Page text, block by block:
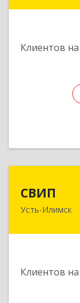
Клиентов
СВИП
Усть-Илимск
Клиентов